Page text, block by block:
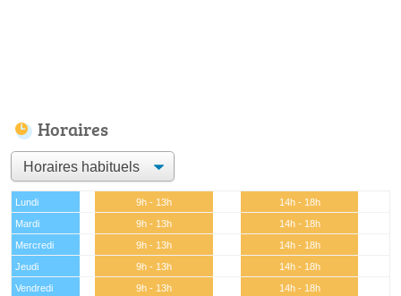
Horaires
Lundi 9h - 13h
14h - 18h
Mardi
9h - 13h
14h - 18h
Mercredi
9h - 13h
14h - 18h
Jeudi
9h - 13h
14h - 18h
Vendredi
9h - 13h
14h - 18h